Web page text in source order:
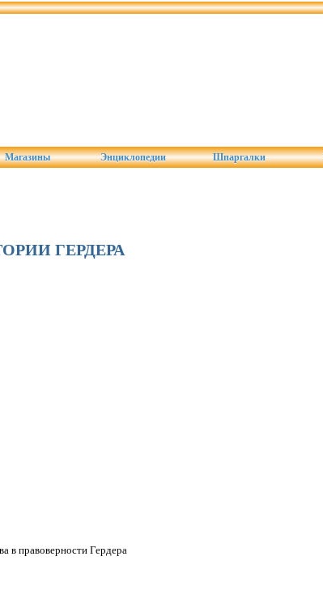
Магазины Энциклопедии Шпаргалки
ГЕРДЕРА
в правоверности Гердера